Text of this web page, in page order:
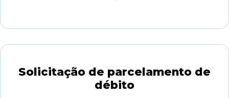
Solicitação de parcelamento de
débito